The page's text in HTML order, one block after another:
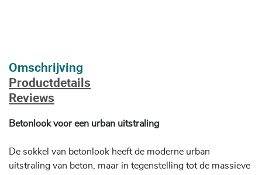
Omschrijving
Productdetails
Reviews
Betonlook voor een urban uitstraling
De sokkel van betonlook heeft de moderne urban
uitstraling van beton, maar in tegenstelling tot de massieve